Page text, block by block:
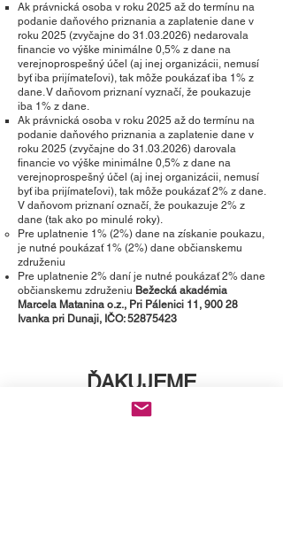
Ak právnická osoba v roku 2025 až do termínu na
podanie daňového priznania a zaplatenie dane v
roku 2025 (zvyčajne do 31.03.2026) nedarovala
financie vo výške minimálne 0,5% z dane na
verejnoprospešný účel (aj inej organizácii, nemusí
byť iba prijímateľovi), tak môže poukázať iba 1% z
dane. V daňovom priznaní vyznačí, že poukazuje
iba 1% z dane.
Ak právnická osoba v roku 2025 až do termínu na
podanie daňového priznania a zaplatenie dane v
roku 2025 (zvyčajne do 31.03.2026) darovala
financie vo výške minimálne 0,5% z dane na
verejnoprospešný účel (aj inej organizácii, nemusí
byť iba prijímateľovi), tak môže poukázať 2% z dane.
V daňovom priznaní označí, že poukazuje 2% z
dane (tak ako po minulé roky).
Pre uplatnenie 1% (2%) dane na získanie poukazu,
je nutné poukázať 1% (2%) dane občianskemu
združeniu
Pre uplatnenie 2% daní je nutné poukázať 2% dane
občianskemu združeniu Bežecká akadémia
Marcela Matanina o.z., Pri Pálenici 11, 900 28
Ivanka pri Dunaji, IČO:52875423
ĎAKUJEME